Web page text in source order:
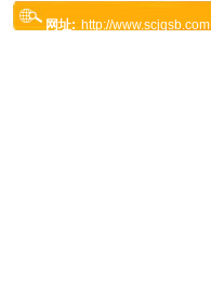
网址: http://www.scjqsb.com